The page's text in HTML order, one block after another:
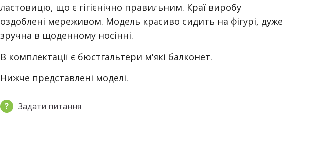
ластовицю, що є гігієнічно правильним. Краї виробу
оздоблені мереживом. Модель красиво сидить на фігурі, дуже
зручна в щоденному носінні.
В комплектації є бюстгальтери м'які балконет.
Нижче представлені моделі.
Задати питання